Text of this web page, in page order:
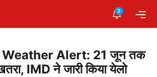
3
Alert: 21 जून तक
IMD ने जारी किया येलो